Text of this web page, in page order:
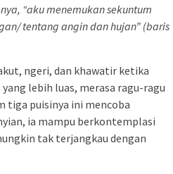
“aku menemukan sekuntum
tentang angin dan hujan” (baris
ngeri, dan khawatir ketika
lebih luas, merasa ragu-ragu
tiga puisinya ini mencoba
ia mampu berkontemplasi
tak terjangkau dengan